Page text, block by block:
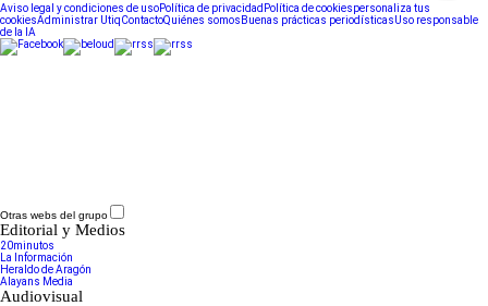
Aviso legal y condiciones de usoPolítica de privacidad Política de cookiespersonaliza tus
cookiesAdministrar UtiqContactoQuiénes somos Buenas prácticas periodísticasUso responsable
de la IA
Otras webs del grupo
Editorial y Medios
20minutos
La Información
Heraldo de Aragón
Alayans Media
Audiovisual